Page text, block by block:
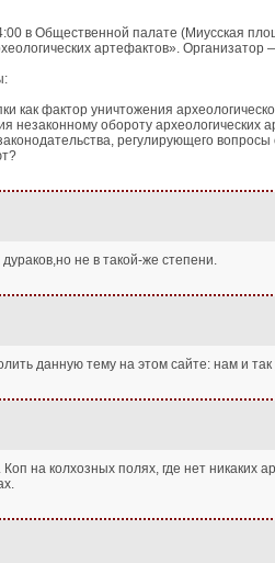
в Общественной палате (Миусская
артефактов».
как фактор уничтожения
незаконному обороту археологических
регулирующего
не в такой-же степени.
данную тему на этом сайте: нам и
Коп на колхозных полях, где нет